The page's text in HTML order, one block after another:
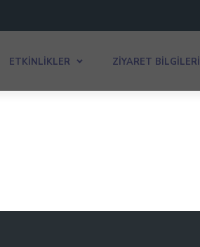
ETKINLIKLER ZIYARET BILGILERI